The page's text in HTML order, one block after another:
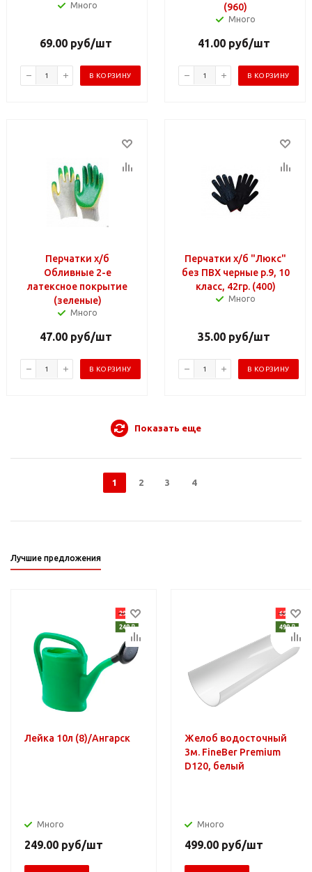
Много
69.00 руб/шт
В КОРЗИНУ
(960)
Много
41.00 руб/шт
В КОРЗИНУ
Перчатки х/б
Обливные 2-е
латексное покрытие
(зеленые)
Много
47.00 руб/шт
В КОРЗИНУ
Перчатки х/б "Люкс"
без ПВХ черные р.9, 10
класс, 42гр. (400)
Много
35.00 руб/шт
В КОРЗИНУ
Показать еще
1 2 3 4
Лучшие предложения
Лейка 10л (8)/Ангарск
Много
249.00 руб/шт
Желоб водосточный
3м. FineBer Premium
D120, белый
Много
499.00 руб/шт